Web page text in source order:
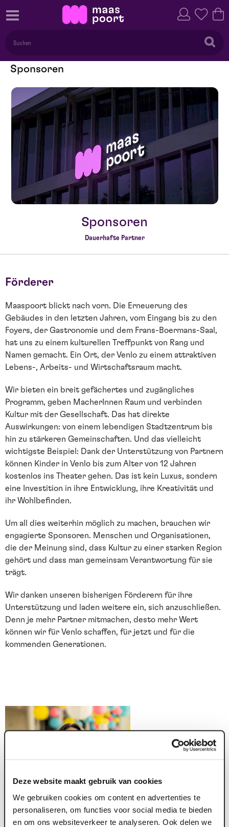
Deze website maakt gebruik van cookies
We gebruiken cookies om content en advertenties te
personaliseren, om functies voor social media te bieden
en om ons websiteverkeer te analyseren. Ook delen we
Sponsoren
Sponsoren
Dauerhafte Partner
Förderer
Maaspoort blickt nach vorn. Die Erneuerung des
Gebäudes in den letzten Jahren, vom Eingang bis zu den
Foyers, der Gastronomie und dem Frans-Boermans-Saal,
hat uns zu einem kulturellen Treffpunkt von Rang und
Namen gemacht. Ein Ort, der Venlo zu einem attraktiven
Lebens-, Arbeits- und Wirtschaftsraum macht.
Wir bieten ein breit gefächertes und zugängliches
Programm, geben MacherInnen Raum und verbinden
Kultur mit der Gesellschaft. Das hat direkte
Auswirkungen: von einem lebendigen Stadtzentrum bis
hin zu stärkeren Gemeinschaften. Und das vielleicht
wichtigste Beispiel: Dank der Unterstützung von Partnern
können Kinder in Venlo bis zum Alter von 12 Jahren
kostenlos ins Theater gehen. Das ist kein Luxus, sondern
eine Investition in ihre Entwicklung, ihre Kreativität und
ihr Wohlbefinden.
Um all dies weiterhin möglich zu machen, brauchen wir
engagierte Sponsoren. Menschen und Organisationen,
die der Meinung sind, dass Kultur zu einer starken Region
gehört und dass man gemeinsam Verantwortung für sie
trägt.
Wir danken unseren bisherigen Förderern für ihre
Unterstützung und laden weitere ein, sich anzuschließen.
Denn je mehr Partner mitmachen, desto mehr Wert
können wir für Venlo schaffen, für jetzt und für die
kommenden Generationen.